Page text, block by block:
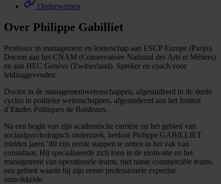
Onderwerpen
Over Philippe Gabilliet
Professor in management en leiderschap aan ESCP Europe (Parijs).
Docent aan het CNAM (Conservatoire National des Arts et Métiers)
en aan HEC Genève (Zwitserland). Spreker en coach voor
leidinggevenden.
Doctor in de managementwetenschappen, afgestudeerd in de derde
cyclus in politieke wetenschappen, afgestudeerd aan het Institut
d’Etudes Politiques de Bordeaux.
Na een begin van zijn academische carrière op het gebied van
sociaalpsychologisch onderzoek, besloot Philippe GABILLIET
midden jaren ’80 zijn eerste stappen te zetten in het vak van
consultant. Hij specialiseerde zich toen in de motivatie en het
management van operationele teams, met name commerciële teams,
een gebied waarin hij zijn eerste professionele expertise
ontwikkelde.